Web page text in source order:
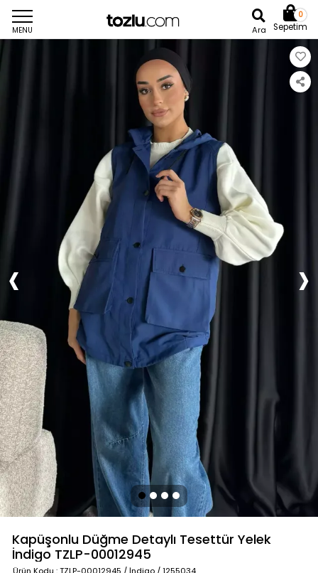
MENU Ara
0
Sepetim
Kapüşonlu Düğme Detaylı Tesettür Yelek
İndigo TZLP-00012945